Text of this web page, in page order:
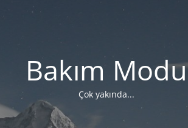
Bakım Modu
Çok yakında...